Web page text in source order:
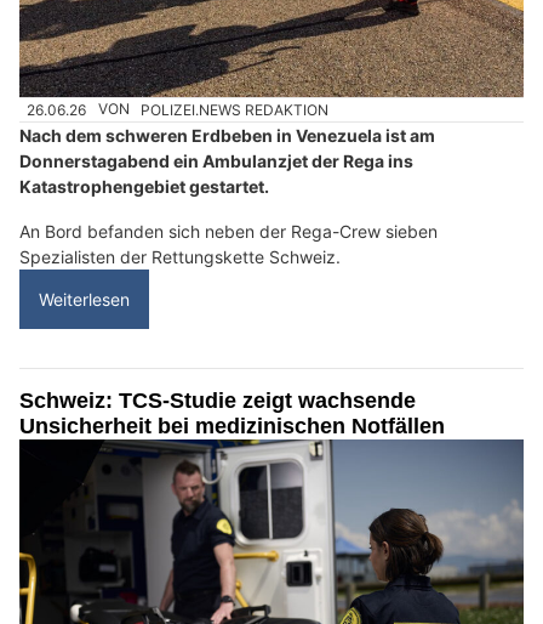
26.06.26 VON POLIZEI.NEWS REDAKTION
Nach dem schweren Erdbeben in Venezuela ist am
Donnerstagabend ein Ambulanzjet der Rega ins
Katastrophengebiet gestartet.
An Bord befanden sich neben der Rega-Crew sieben
Spezialisten der Rettungskette Schweiz.
Weiterlesen
Schweiz: TCS-Studie zeigt wachsende
Unsicherheit bei medizinischen Notfällen